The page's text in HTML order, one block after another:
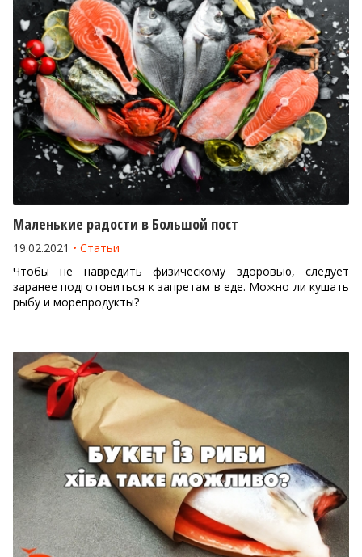
Маленькие радости в Большой пост
19.02.2021
Статьи
Чтобы не навредить физическому здоровью, следует
заранее подготовиться к запретам в еде. Можно ли кушать
рыбу и морепродукты?